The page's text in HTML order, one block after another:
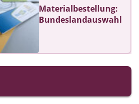
Materialbestellung:
Bundeslandauswahl